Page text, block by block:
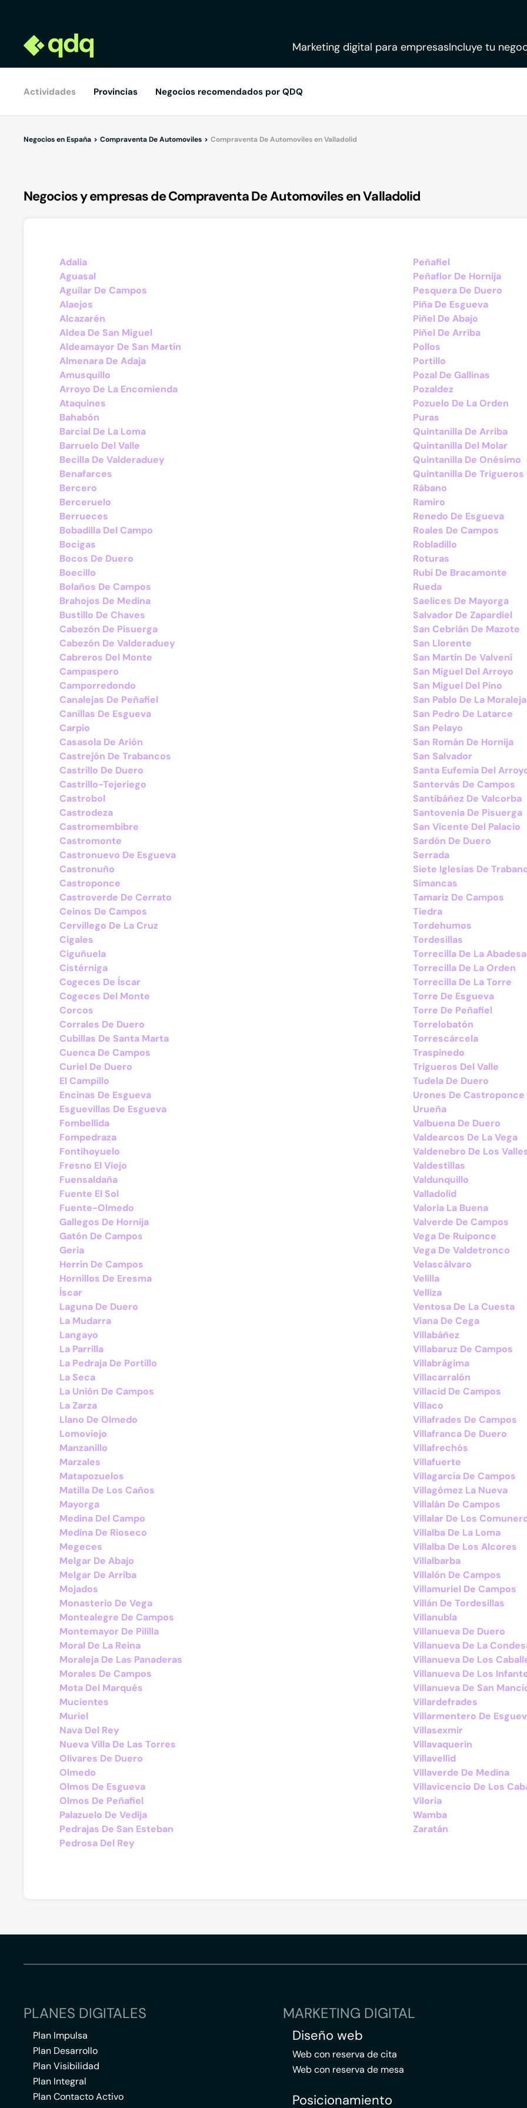
Marketing digital para empresasIncluye tu
Actividades Provincias Negocios recomendados por QDQ
Negocios en España Compraventa De Automoviles Compraventa De Automoviles en Valladolid
Negocios y empresas de Compraventa De Automoviles en Valladolid
Adalia
Aguasal
Aguilar De Campos
Alaejos
Alcazarén
Aldea De San Miguel
Aldeamayor De San Martín
Almenara De Adaja
Amusquillo
Arroyo De La Encomienda
Ataquines
Bahabón
Barcial De La Loma
Barruelo Del Valle
Becilla De Valderaduey
Benafarces
Bercero
Berceruelo
Berrueces
Bobadilla Del Campo
Bocigas
Bocos De Duero
Boecillo
Bolaños De Campos
Brahojos De Medina
Bustillo De Chaves
Cabezón De Pisuerga
Cabezón De Valderaduey
Cabreros Del Monte
Campaspero
Camporredondo
Canalejas De Peñafiel
Canillas De Esgueva
Carpio
Casasola De Arión
Castrejón De Trabancos
Castrillo De Duero
Castrillo-Tejeriego
Castrobol
Castrodeza
Castromembibre
Castromonte
Castronuevo De Esgueva
Castronuño
Castroponce
Castroverde De Cerrato
Ceinos De Campos
Cervillego De La Cruz
Cigales
Ciguñuela
Cistérniga
Cogeces De Íscar
Cogeces Del Monte
Corcos
Corrales De Duero
Cubillas De Santa Marta
Cuenca De Campos
Curiel De Duero
El Campillo
Encinas De Esgueva
Esguevillas De Esgueva
Fombellida
Fompedraza
Fontihoyuelo
Fresno El Viejo
Fuensaldaña
Fuente El Sol
Fuente-Olmedo
Gallegos De Hornija
Gatón De Campos
Geria
Herrín De Campos
Hornillos De Eresma
Íscar
Laguna De Duero
La Mudarra
Langayo
La Parrilla
La Pedraja De Portillo
La Seca
La Unión De Campos
La Zarza
Llano De Olmedo
Lomoviejo
Manzanillo
Marzales
Matapozuelos
Matilla De Los Caños
Mayorga
Medina Del Campo
Medina De Rioseco
Megeces
Melgar De Abajo
Melgar De Arriba
Mojados
Monasterio De Vega
Montealegre De Campos
Montemayor De Pililla
Moral De La Reina
Moraleja De Las Panaderas
Morales De Campos
Mota Del Marqués
Mucientes
Muriel
Nava Del Rey
Nueva Villa De Las Torres
Olivares De Duero
Olmedo
Olmos De Esgueva
Olmos De Peñafiel
Palazuelo De Vedija
Pedrajas De San Esteban
Pedrosa Del Rey
Peñafiel
Peñaflor De Hornija
Pesquera De Duero
Piña De Esgueva
Piñel De Abajo
Piñel De Arriba
Pollos
Portillo
Pozal De Gallinas
Pozaldez
Pozuelo De La Orden
Puras
Quintanilla De Arriba
Quintanilla Del Molar
Quintanilla De Onésimo
Quintanilla De Trigueros
Rábano
Ramiro
Renedo De Esgueva
Roales De Campos
Robladillo
Roturas
Rubí De Bracamonte
Rueda
Saelices De Mayorga
Salvador De Zapardiel
San Cebrián De Mazote
San Llorente
San Martín De Valvení
San Miguel Del Arroyo
San Miguel Del Pino
San Pablo De La Moraleja
San Pedro De Latarce
San Pelayo
San Román De Hornija
San Salvador
Santa Eufemia Del
Santervás De Campos
Santibáñez De Valcorba
Santovenia De Pisuerga
San Vicente Del Palacio
Sardón De Duero
Serrada
Siete Iglesias De
Simancas
Tamariz De Campos
Tiedra
Tordehumos
Tordesillas
Torrecilla De La Abadesa
Torrecilla De La Orden
Torrecilla De La Torre
Torre De Esgueva
Torre De Peñafiel
Torrelobatón
Torrescárcela
Traspinedo
Trigueros Del Valle
Tudela De Duero
Urones De Castroponce
Urueña
Valbuena De Duero
Valdearcos De La Vega
Valdenebro De Los
Valdestillas
Valdunquillo
Valladolid
Valoria La Buena
Valverde De Campos
Vega De Ruiponce
Vega De Valdetronco
Velascálvaro
Velilla
Velliza
Ventosa De La Cuesta
Viana De Cega
Villabáñez
Villabaruz De Campos
Villabrágima
Villacarralón
Villacid De Campos
Villaco
Villafrades De Campos
Villafranca De Duero
Villafrechós
Villafuerte
Villagarcía De Campos
Villagómez La Nueva
Villalán De Campos
Villalar De Los
Villalba De La Loma
Villalba De Los Alcores
Villalbarba
Villalón De Campos
Villamuriel De Campos
Villán De Tordesillas
Villanubla
Villanueva De Duero
Villanueva De La
Villanueva De Los
Villanueva De Los
Villanueva De San
Villardefrades
Villarmentero De
Villasexmir
Villavaquerín
Villavellid
Villaverde De Medina
Villavicencio De Los
Viloria
Wamba
Zaratán
PLANES DIGITALES
Plan Impulsa
Plan Desarrollo
Plan Visibilidad
Plan Integral
Plan Contacto Activo
MARKETING DIGITAL
Diseño web
Web con reserva de cita
Web con reserva de mesa
Posicionamiento